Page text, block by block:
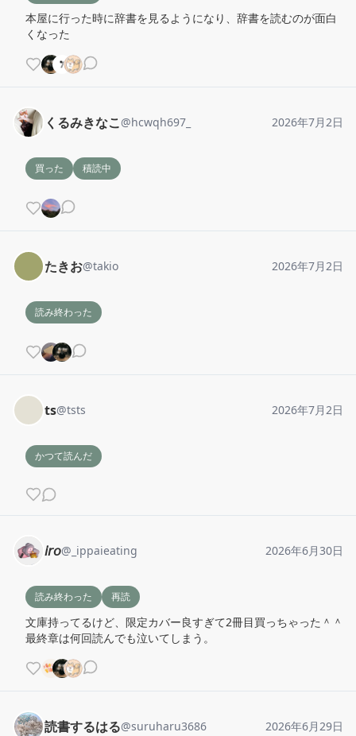
本屋に行った時に辞書を見るようになり、辞書を読むのが面白
くなった
くるみきなこ@hcwqh697_ 2026年7月2日
買った 積読中
たきお@takio 2026年7月2日
読み終わった
ts@tsts 2026年7月2日
かつて読んだ
𝘪𝘳𝘰@ _ippaieating 2026年6月30日
読み終わった 再読
文庫持ってるけど、限定カバー良すぎて2冊目買っちゃった＾＾
最終章は何回読んでも泣いてしまう。
読書するはる@suruharu3686 2026年6月29日